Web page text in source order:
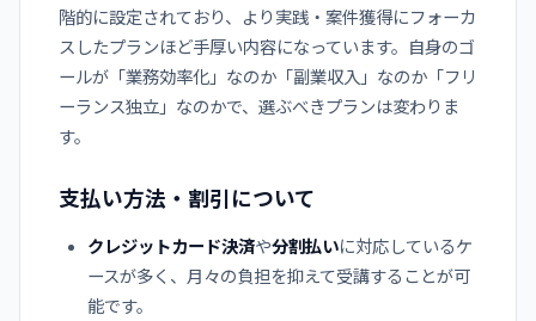
階的に設定されており、より実践・案件獲得にフォーカ
スしたプランほど手厚い内容になっています。自身のゴ
ールが「業務効率化」なのか「副業収入」なのか「フリ
ーランス独立」なのかで、選ぶべきプランは変わりま
す。
支払い方法・割引について
クレジットカード決済や分割払いに対応しているケ
ースが多く、月々の負担を抑えて受講することが可
能です。